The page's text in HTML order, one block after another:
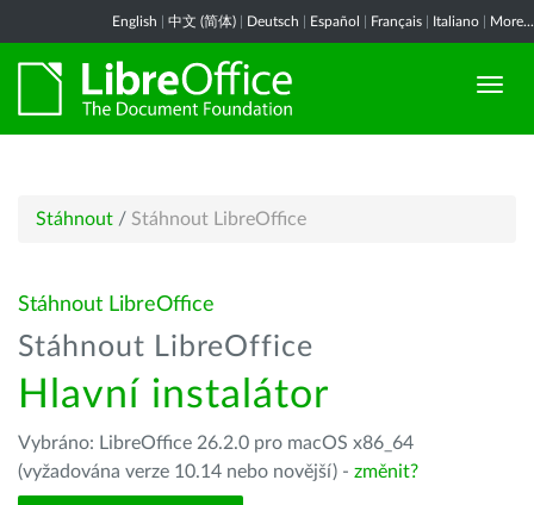
English 中文 (简体) Deutsch Español Français Italiano More...
Stáhnout / Stáhnout LibreOffice
Stáhnout LibreOffice
Stáhnout LibreOffice
Hlavní instalátor
Vybráno: LibreOffice 26.2.0 pro macOS x86_64
(vyžadována verze 10.14 nebo novější) - změnit?